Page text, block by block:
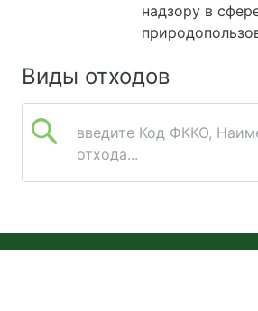
надзору в
Виды отходов
введите Код ФККО,
отхода...